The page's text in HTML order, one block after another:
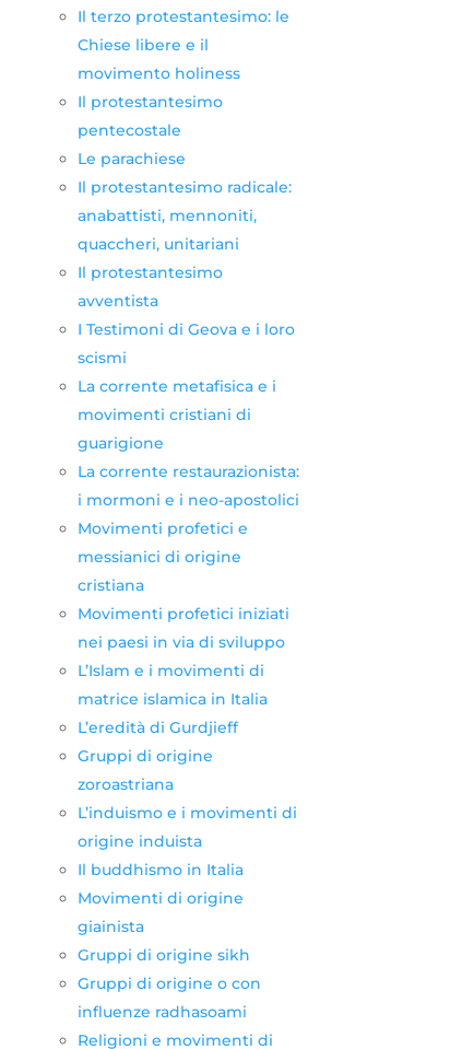
Il terzo protestantesimo: le
Chiese libere e il
movimento holiness
Il protestantesimo
pentecostale
Le parachiese
Il protestantesimo radicale:
anabattisti, mennoniti,
quaccheri, unitariani
Il protestantesimo
avventista
I Testimoni di Geova e i loro
scismi
La corrente metafisica e i
movimenti cristiani di
guarigione
La corrente restaurazionista:
i mormoni e i neo-apostolici
Movimenti profetici e
messianici di origine
cristiana
Movimenti profetici iniziati
nei paesi in via di sviluppo
L’Islam e i movimenti di
matrice islamica in Italia
L’eredità di Gurdjieff
Gruppi di origine
zoroastriana
L’induismo e i movimenti di
origine induista
Il buddhismo in Italia
Movimenti di origine
giainista
Gruppi di origine sikh
Gruppi di origine o con
influenze radhasoami
Religioni e movimenti di